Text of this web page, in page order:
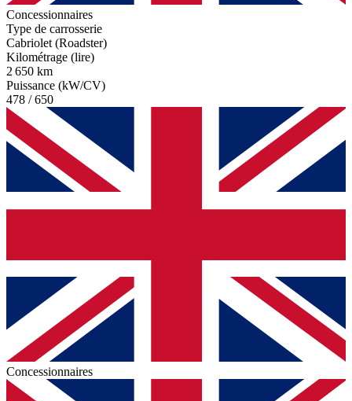
Concessionnaires
Type de carrosserie
Cabriolet (Roadster)
Kilométrage (lire)
2 650 km
Puissance (kW/CV)
478 / 650
Concessionnaires